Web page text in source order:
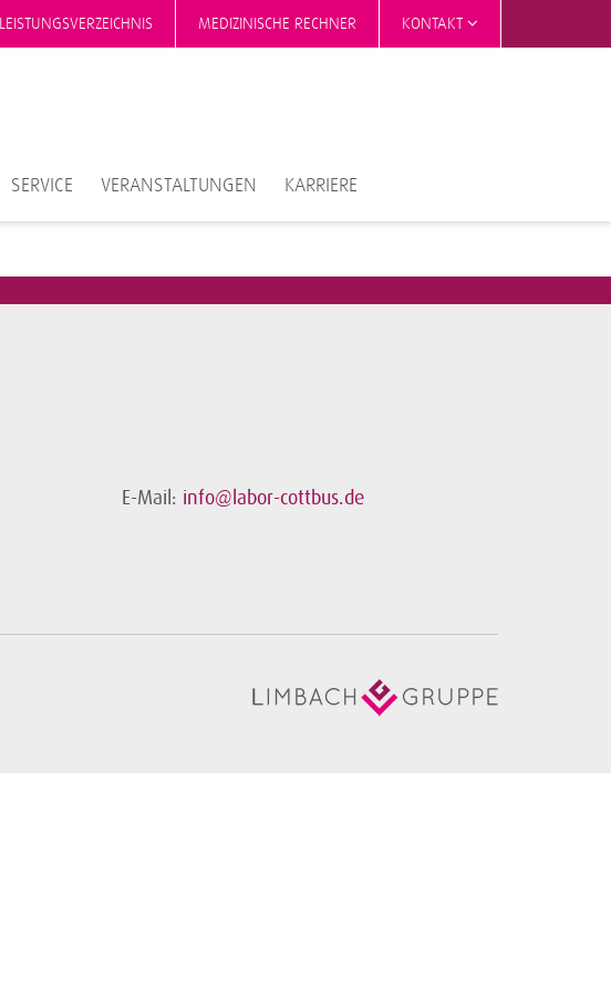
LEISTUNGSVERZEICHNIS MEDIZINISCHE RECHNER KONTAKT
SERVICE VERANSTALTUNGEN KARRIERE
E-Mail: info@labor-cottbus.de